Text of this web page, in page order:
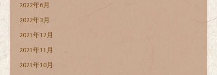
2022年6月
2022年3月
2021年12月
2021年11月
2021年10月